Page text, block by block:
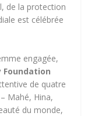
de la protection
est célébrée
engagée,
Foundation
de quatre
Mahé, Hina,
du monde,